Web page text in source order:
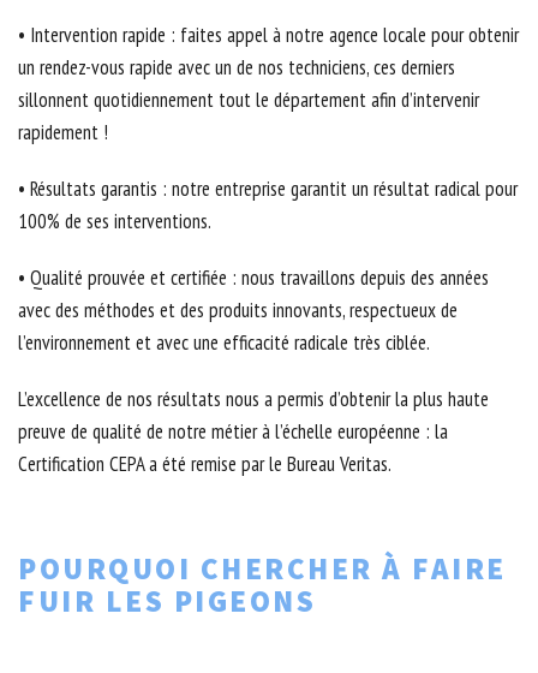
• Intervention rapide : faites appel à notre agence locale pour obtenir
un rendez-vous rapide avec un de nos techniciens, ces derniers
sillonnent quotidiennement tout le département afin d’intervenir
rapidement !
• Résultats garantis : notre entreprise garantit un résultat radical pour
100% de ses interventions.
• Qualité prouvée et certifiée : nous travaillons depuis des années
avec des méthodes et des produits innovants, respectueux de
l’environnement et avec une efficacité radicale très ciblée.
L’excellence de nos résultats nous a permis d’obtenir la plus haute
preuve de qualité de notre métier à l’échelle européenne : la
Certification CEPA a été remise par le Bureau Veritas.
POURQUOI CHERCHER À FAIRE
FUIR LES PIGEONS